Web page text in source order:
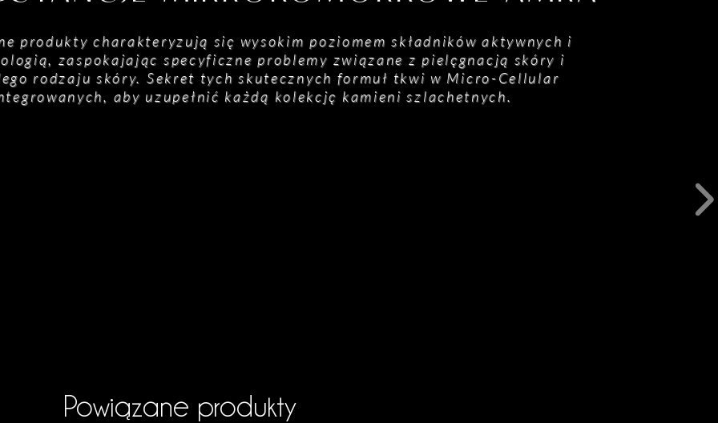
produkty charakteryzują się wysokim poziomem składników aktywnych i
zaspokajając specyficzne problemy związane z pielęgnacją skóry i
rodzaju skóry. Sekret tych skutecznych formuł tkwi w Micro-Cellular
aby uzupełnić każdą kolekcję kamieni szlachetnych.
Powiązane produkty